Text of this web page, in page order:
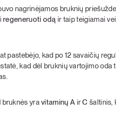
nagrinėjamos bruknių
regeneruoti odą ir taip teigiamai
pastebėjo, kad po 12 savaičių
kad dėl bruknių vartojimo oda
bruknės yravitaminų A irC šaltinis,